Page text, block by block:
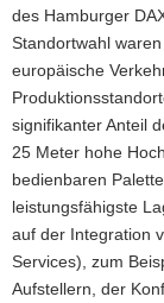
des Hamburger
Standortwahl
europäische
signifikanter Anteil
25 Meter hohe
bedienbaren
leistungsfähigste
auf der Integration
Services), zum
Aufstellern, der